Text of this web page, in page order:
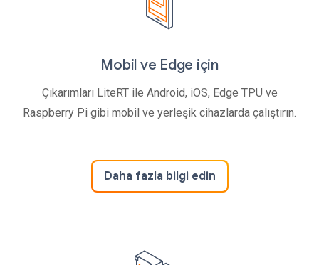
Mobil ve Edge için
Çıkarımları LiteRT ile Android, iOS, Edge TPU ve
Raspberry Pi gibi mobil ve yerleşik cihazlarda çalıştırın.
Daha fazla bilgi edin